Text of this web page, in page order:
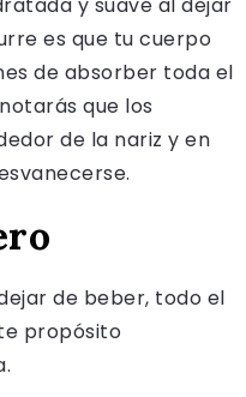
es que tu cuerpo
de absorber toda el
que los
de la nariz y en
de beber, todo el
propósito